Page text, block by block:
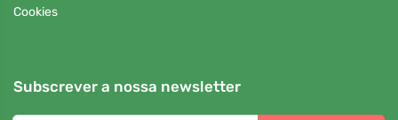
Cookies
Subscrever a nossa newsletter